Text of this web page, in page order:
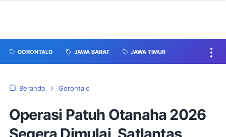
GORONTALO JAWA BARAT JAWA TIMUR
Beranda Gorontalo
Operasi Patuh Otanaha 2026